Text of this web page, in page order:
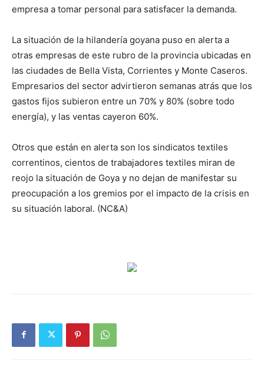
empresa a tomar personal para satisfacer la demanda.
La situación de la hilandería goyana puso en alerta a
otras empresas de este rubro de la provincia ubicadas en
las ciudades de Bella Vista, Corrientes y Monte Caseros.
Empresarios del sector advirtieron semanas atrás que los
gastos fijos subieron entre un 70% y 80% (sobre todo
energía), y las ventas cayeron 60%.
Otros que están en alerta son los sindicatos textiles
correntinos, cientos de trabajadores textiles miran de
reojo la situación de Goya y no dejan de manifestar su
preocupación a los gremios por el impacto de la crisis en
su situación laboral. (NC&A)